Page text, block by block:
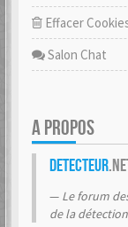
Effacer
Salon Chat
A PROPOS
Detecteur
Le forum
de la